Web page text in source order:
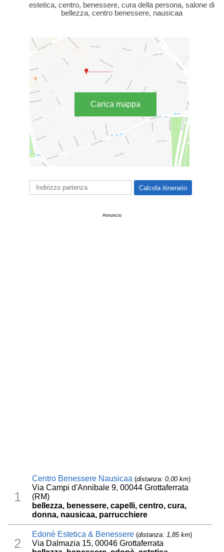
estetica, centro, benessere, cura della persona, salone di
bellezza, centro benessere, nausicaa
Carica mappa
Annuncio
1
Centro Benessere Nausicaa (distanza: 0,00 km)
Via Campi d'Annibale 9, 00044 Grottaferrata
(RM)
bellezza, benessere, capelli, centro, cura,
donna, nausicaa, parrucchiere
2
Edonè Estetica & Benessere (distanza: 1,85 km)
Via Dalmazia 15, 00046 Grottaferrata